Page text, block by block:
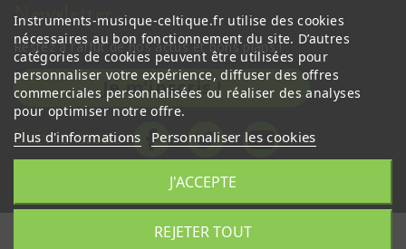
Newsletter
Restez à l’affût de nos actus et bons plans !
Je m'inscris !
Suivez-nous
Instruments-musique-celtique.fr utilise des cookies
nécessaires au bon fonctionnement du site. D’autres
catégories de cookies peuvent être utilisées pour
personnaliser votre expérience, diffuser des offres
commerciales personnalisées ou réaliser des analyses
pour optimiser notre offre.
Plus d'informations Personnaliser les cookies
REJETER TOUT
J'ACCEPTE
© 2026 - réalisé par Kiwik™